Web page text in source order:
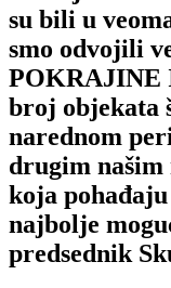
su bili u
smo odvojili
POKRAJINE
broj objekata
narednom
drugim našim
koja
najbolje
predsednik